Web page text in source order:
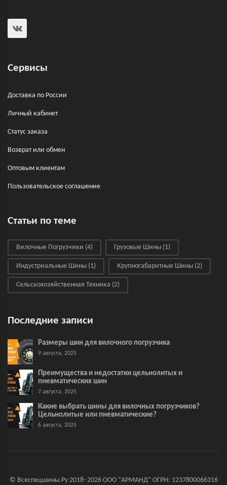
Сервисы
Доставка по России
Личный кабинет
Статус заказа
Возврат или обмен
Оптовым клиентам
Пользовательское соглашение
Статьи по теме
Вилочные Погрузчики (4) Грузовые Шины (1)
Индустриальные Шины (1) Крупногабаритные Шины (2)
Сельскохозяйственная Техника (2)
Последние записи
Размеры шин для вилочного погрузчика
9 августа, 2025
Преимущества и недостатки цельнолитых и
пневматических шин
7 августа, 2025
Какие выбрать шины для вилочных погрузчиков?
Цельнолитые или пневматические?
6 августа, 2025
© Всеспецшины.Ру 2018- 2026 ООО “АРМАНД” ОГРН: 1237800066316